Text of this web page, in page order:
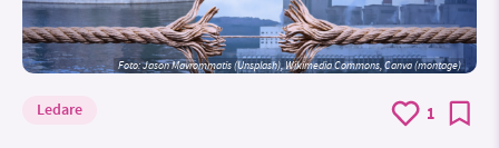
Foto: Jason Mavrommatis (Unsplash), Wikimedia Commons, Canva (montage)
Ledare 1